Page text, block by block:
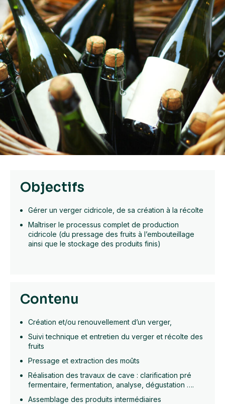
Objectifs
Gérer un verger cidricole, de sa création à la récolte
Maîtriser le processus complet de production
cidricole (du pressage des fruits à l’embouteillage
ainsi que le stockage des produits finis)
Contenu
Création et/ou renouvellement d’un verger,
Suivi technique et entretien du verger et récolte des
fruits
Pressage et extraction des moûts
Réalisation des travaux de cave : clarification pré
fermentaire, fermentation, analyse, dégustation ….
Assemblage des produits intermédiaires